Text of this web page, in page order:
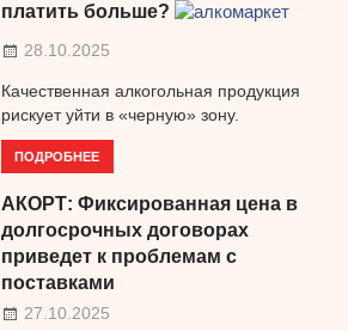
платить больше?
28.10.2025
Качественная алкогольная продукция
рискует уйти в «черную» зону.
ПОДРОБНЕЕ
АКОРТ: Фиксированная цена в
долгосрочных договорах
приведет к проблемам с
поставками
27.10.2025